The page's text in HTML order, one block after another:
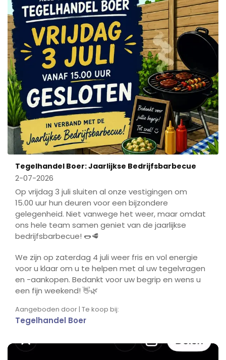
Tegelhandel Boer: Jaarlijkse Bedrijfsbarbecue
2-07-2026
Op vrijdag 3 juli sluiten al onze vestigingen om
15.00 uur hun deuren voor een bijzondere
gelegenheid. Niet vanwege het weer, maar omdat
ons hele team samen geniet van de jaarlijkse
bedrijfsbarbecue! 🌭🥩
We zijn op zaterdag 4 juli weer fris en vol energie
voor u klaar om u te helpen met al uw tegelvragen
en -aankopen. Bedankt voor uw begrip en wens u
een fijn weekend! 👋🌿
Aangeboden door | Te koop bij:
Tegelhandel Boer